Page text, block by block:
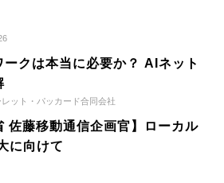
クは本当に必要か？ AIネット
ット・パッカード合同会社
佐藤移動通信企画官】ローカル
に向けて